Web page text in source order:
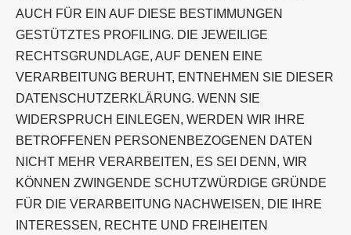
AUCH FÜR EIN AUF DIESE BESTIMMUNGEN
GESTÜTZTES PROFILING. DIE JEWEILIGE
RECHTSGRUNDLAGE, AUF DENEN EINE
VERARBEITUNG BERUHT, ENTNEHMEN SIE DIESER
DATENSCHUTZERKLÄRUNG. WENN SIE
WIDERSPRUCH EINLEGEN, WERDEN WIR IHRE
BETROFFENEN PERSONENBEZOGENEN DATEN
NICHT MEHR VERARBEITEN, ES SEI DENN, WIR
KÖNNEN ZWINGENDE SCHUTZWÜRDIGE GRÜNDE
FÜR DIE VERARBEITUNG NACHWEISEN, DIE IHRE
INTERESSEN, RECHTE UND FREIHEITEN